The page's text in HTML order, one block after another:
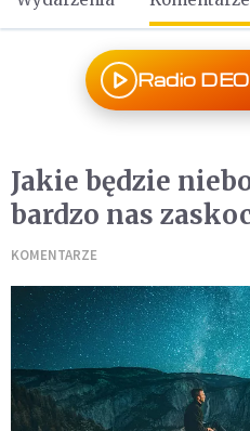
Radio
Jakie będzie
bardzo nas
KOMENTARZE